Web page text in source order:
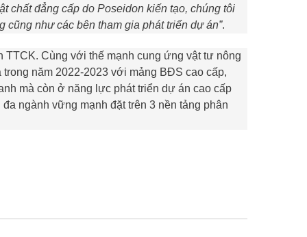
chất đẳng cấp do Poseidon kiến tạo, chúng tôi
như các bên tham gia phát triển dự án”.
TTCK. Cùng với thế mạnh cung ứng vật tư nông
năm 2022-2023 với mảng BĐS cao cấp,
mà còn ở năng lực phát triển dự án cao cấp
ngành vững mạnh đặt trên 3 nền tảng phân